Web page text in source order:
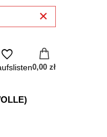
0,00 zł